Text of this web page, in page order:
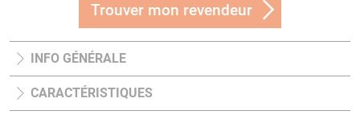
Trouver mon revendeur
INFO GÉNÉRALE
CARACTÉRISTIQUES